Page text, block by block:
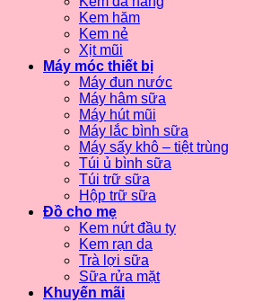
Kem hăm
Kem nẻ
Xịt mũi
Máy móc thiết bị
Máy đun nước
Máy hâm sữa
Máy hút mũi
Máy lắc bình sữa
Máy sấy khô – tiệt trùng
Túi ủ bình sữa
Túi trữ sữa
Hộp trữ sữa
Đồ cho mẹ
Kem nứt đầu ty
Kem rạn da
Trà lợi sữa
Sữa rửa mặt
Khuyến mãi